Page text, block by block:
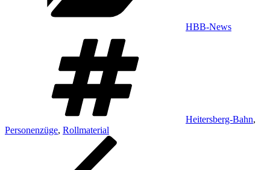
HBB-News
Heitersberg-Bahn,
Personenzüge, Rollmaterial
Beitragsnavigation